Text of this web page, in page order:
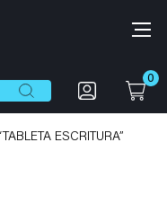
Botón de búsqueda 0
ESCRITURA”